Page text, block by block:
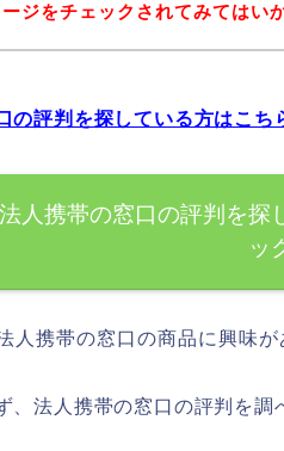
ージをチェックされてみてはい
の評判を探している方はこち
法人携帯の窓口の評判を探
ッ
人携帯の窓口の商品に興味
、法人携帯の窓口の評判を調